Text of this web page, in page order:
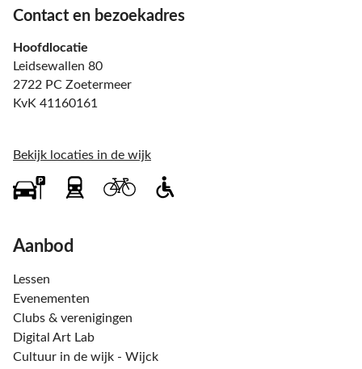
Contact en bezoekadres
Hoofdlocatie
Leidsewallen 80
2722 PC Zoetermeer
KvK 41160161
Bekijk locaties in de wijk
Aanbod
Lessen
Evenementen
Clubs & verenigingen
Digital Art Lab
Cultuur in de wijk - Wijck